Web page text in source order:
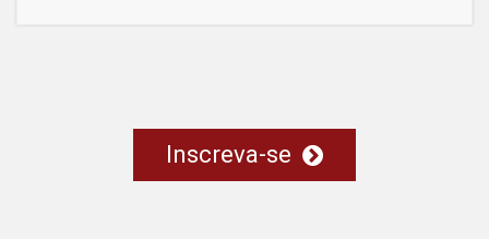
Inscreva-se